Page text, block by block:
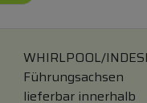
WHIRLPOOL/
Führungsachsen
lieferbar innerhalb